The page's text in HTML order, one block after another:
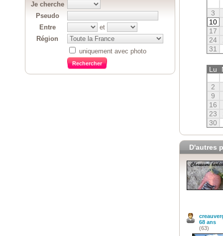
3
10
17
24
31
Lu
2
9
16
23
30
D'autres
68 ans
(63)
Je cherche
Pseudo
Entre
et
Région
uniquement avec photo